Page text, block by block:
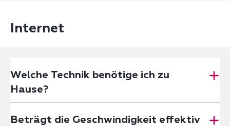
Internet
Welche Technik benötige ich zu
Hause?
Beträgt die Geschwindigkeit effektiv